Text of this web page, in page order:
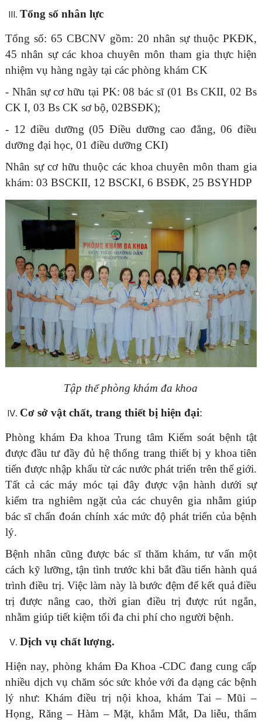
Tổng số nhân lực
Tổng số: 65 CBCNV gồm: 20 nhân sự thuộc PKĐK,
45 nhân sự các khoa chuyên môn tham gia thực hiện
nhiệm vụ hàng ngày tại các phòng khám CK
- Nhân sự cơ hữu tại PK: 08 bác sĩ (01 Bs CKII, 02 Bs
CK I, 03 Bs CK sơ bộ, 02BSĐK);
- 12 điều dưỡng (05 Điều dưỡng cao đẳng, 06 điều
dưỡng đại học, 01 điều dưỡng CKI)
Nhân sự cơ hữu thuộc các khoa chuyên môn tham gia
khám: 03 BSCKII, 12 BSCKI, 6 BSĐK, 25 BSYHDP
Tập thể phòng khám đa khoa
Cơ sở vật chất, trang thiết bị hiện đại:
Phòng khám Đa khoa Trung tâm Kiểm soát bệnh tật
được đầu tư đầy đủ hệ thống trang thiết bị y khoa tiên
tiến được nhập khẩu từ các nước phát triển trên thế giới.
Tất cả các máy móc tại đây được vận hành dưới sự
kiểm tra nghiêm ngặt của các chuyên gia nhằm giúp
bác sĩ chẩn đoán chính xác mức độ phát triển của bệnh
lý.
Bệnh nhân cũng được bác sĩ thăm khám, tư vấn một
cách kỹ lưỡng, tận tình trước khi bắt đầu tiến hành quá
trình điều trị. Việc làm này là bước đệm để kết quả điều
trị được nâng cao, thời gian điều trị được rút ngắn,
nhằm giúp tiết kiệm tối đa chi phí cho người bệnh.
Dịch vụ chất lượng.
Hiện nay, phòng khám Đa Khoa -CDC đang cung cấp
nhiều dịch vụ chăm sóc sức khỏe với đa dạng các bệnh
lý như: Khám điều trị nội khoa, khám Tai – Mũi –
Họng, Răng – Hàm – Mặt, khắm Mắt, Da liễu, thẩm